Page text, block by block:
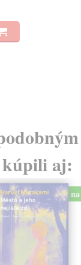
kúpili aj: